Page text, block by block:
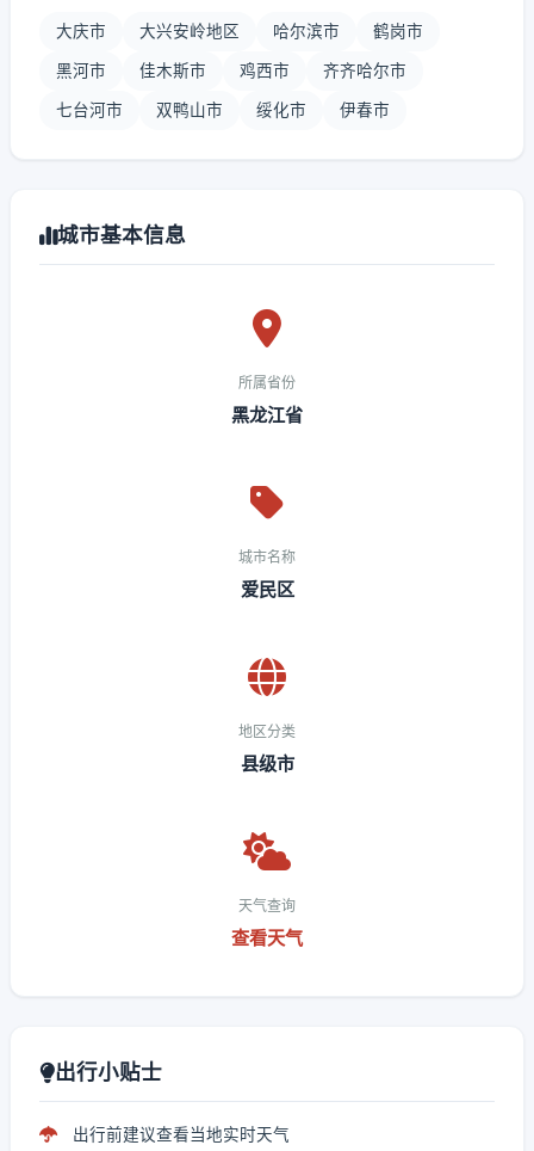
大庆市 大兴安岭地区 哈尔滨市 鹤岗市
黑河市 佳木斯市 鸡西市 齐齐哈尔市
七台河市 双鸭山市 绥化市 伊春市
城市基本信息
所属省份
黑龙江省
城市名称
爱民区
地区分类
县级市
天气查询
查看天气
出行小贴士
出行前建议查看当地实时天气